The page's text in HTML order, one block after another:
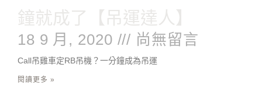
鐘就成了【吊運達人】
18 9 月, 2020 尚無留言
Call吊雞車定RB吊機？一分鐘成為吊運
閱讀更多 »